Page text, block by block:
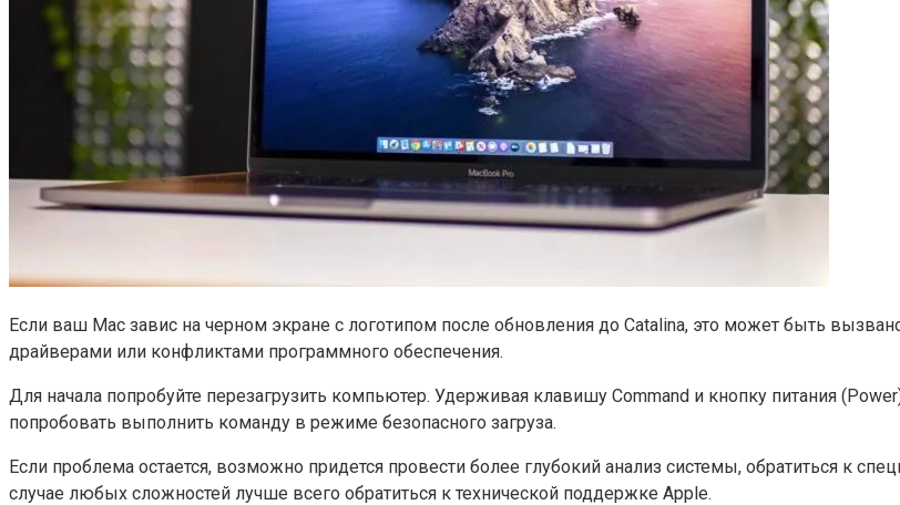
Если ваш Mac завис на черном экране с логотипом после обновления до Catalina, это может быть
драйверами или конфликтами программного обеспечения.
Для начала попробуйте перезагрузить компьютер. Удерживая клавишу Command и кнопку питания
попробовать выполнить команду в режиме безопасного загруза.
Если проблема остается, возможно придется провести более глубокий анализ системы, обратиться к
случае любых сложностей лучше всего обратиться к технической поддержке Apple.